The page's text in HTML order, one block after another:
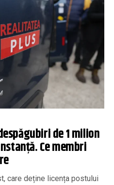
de 1 milion
Ce membri
care deține licența postului